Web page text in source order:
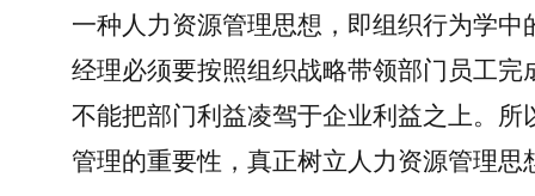
一种人力资源管理思想，即组织行为学
经理必须要按照组织战略带领部门员工
不能把部门利益凌驾于企业利益之上。
管理的重要性，真正树立人力资源管理思